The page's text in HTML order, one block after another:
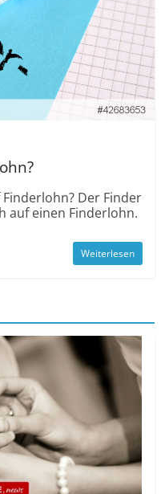
Der Finder
auf einen Finderlohn.
Weiterlesen